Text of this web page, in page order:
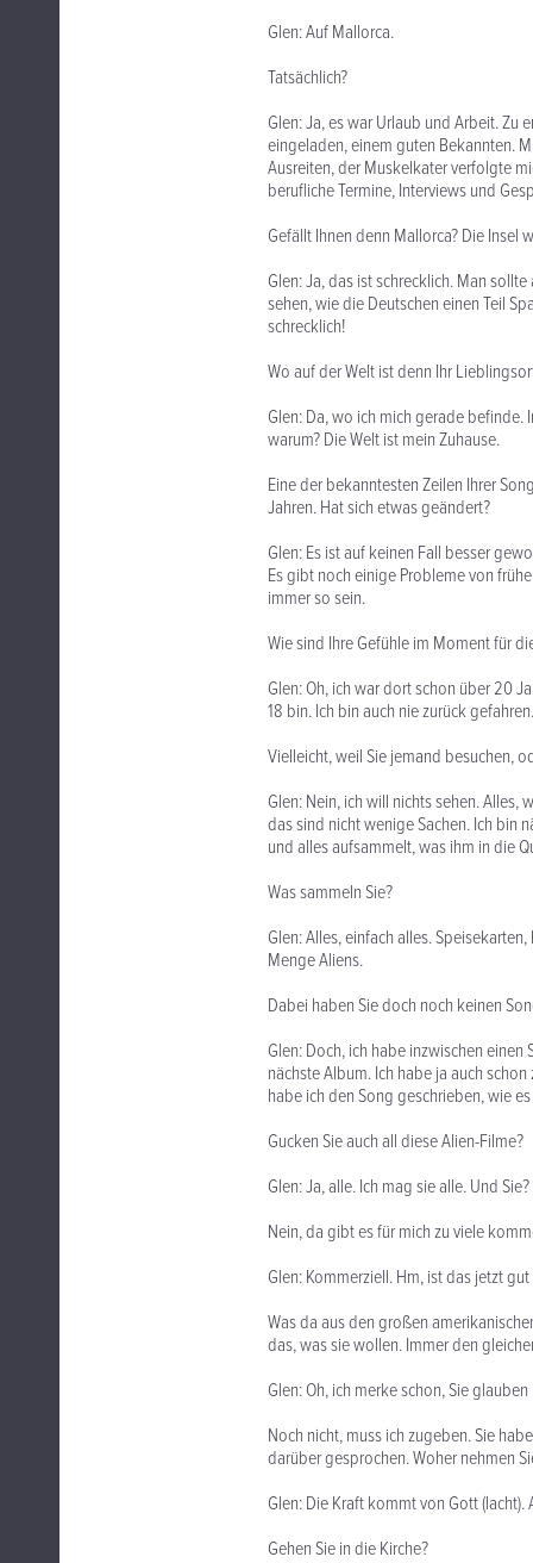
Glen: Auf Mallorca.
Tatsächlich?
Glen: Ja, es war Urlaub und Arbeit. Zu
eingeladen, einem guten Bekannten.
Ausreiten, der Muskelkater verfolgte
berufliche Termine, Interviews und
Gefällt Ihnen denn Mallorca? Die Insel
Glen: Ja, das ist schrecklich. Man
sehen, wie die Deutschen einen Teil
schrecklich!
Wo auf der Welt ist denn Ihr
Glen: Da, wo ich mich gerade befinde.
warum? Die Welt ist mein Zuhause.
Eine der bekanntesten Zeilen Ihrer
Jahren. Hat sich etwas geändert?
Glen: Es ist auf keinen Fall besser
Es gibt noch einige Probleme von
immer so sein.
Wie sind Ihre Gefühle im Moment für
Glen: Oh, ich war dort schon über 20
18 bin. Ich bin auch nie zurück
Vielleicht, weil Sie jemand besuchen,
Glen: Nein, ich will nichts sehen. Alles,
das sind nicht wenige Sachen. Ich bin
und alles aufsammelt, was ihm in die
Was sammeln Sie?
Glen: Alles, einfach alles.
Menge Aliens.
Dabei haben Sie doch noch keinen
Glen: Doch, ich habe inzwischen
nächste Album. Ich habe ja auch
habe ich den Song geschrieben, wie
Gucken Sie auch all diese Alien-Filme?
Glen: Ja, alle. Ich mag sie alle. Und Sie?
Nein, da gibt es für mich zu viele
Glen: Kommerziell. Hm, ist das jetzt
Was da aus den großen
das, was sie wollen. Immer den
Glen: Oh, ich merke schon, Sie
Noch nicht, muss ich zugeben. Sie
darüber gesprochen. Woher nehmen
Glen: Die Kraft kommt von Gott
Gehen Sie in die Kirche?